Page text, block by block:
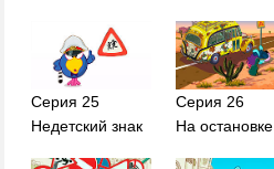
Серия 25
Недетский знак
Серия 26
На остановке